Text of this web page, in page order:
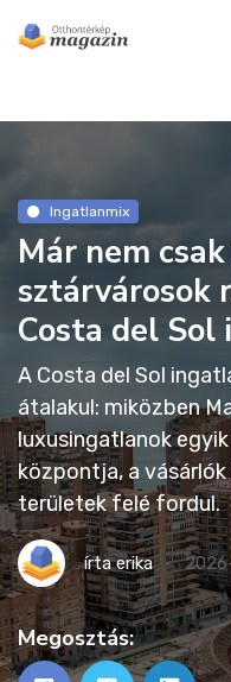
Ingatlanmix
Már nem
sztárvárosok
Costa del
A Costa del Sol
átalakul: miközben
luxusingatlanok
központja, a
területek felé fordul.
írtaerika
Megosztás: